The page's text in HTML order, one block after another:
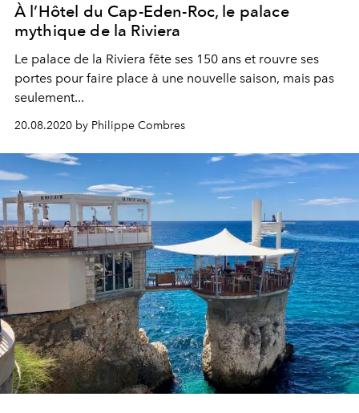
À l’Hôtel du Cap-Eden-Roc, le palace
mythique de la Riviera
Le palace de la Riviera fête ses 150 ans et rouvre ses
portes pour faire place à une nouvelle saison, mais pas
seulement...
20.08.2020 by Philippe Combres